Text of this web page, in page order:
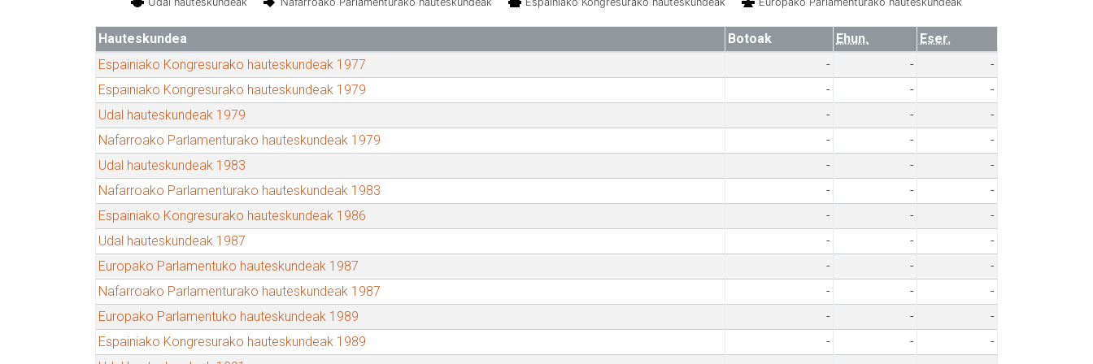
Hauteskundea Botoak Ehun.
Eser.
Espainiako Kongresurako hauteskundeak 1977
- -
-
Espainiako Kongresurako hauteskundeak 1979
- -
-
Udal hauteskundeak 1979
- -
-
Nafarroako Parlamenturako hauteskundeak 1979
- -
-
Udal hauteskundeak 1983
- -
-
Nafarroako Parlamenturako hauteskundeak 1983
- -
-
Espainiako Kongresurako hauteskundeak 1986
- -
-
Udal hauteskundeak 1987
- -
-
Europako Parlamentuko hauteskundeak 1987
- -
-
Nafarroako Parlamenturako hauteskundeak 1987
- -
-
Europako Parlamentuko hauteskundeak 1989
- -
-
Espainiako Kongresurako hauteskundeak 1989
- -
-